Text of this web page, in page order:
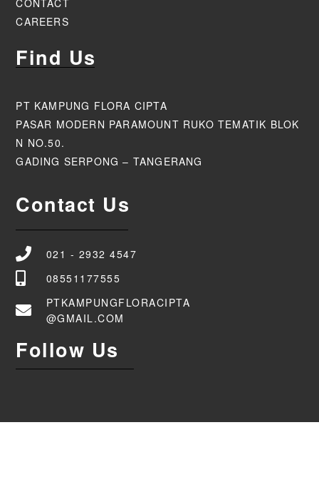
CAREERS
Find Us
PT KAMPUNG FLORA CIPTA
PASAR MODERN PARAMOUNT RUKO TEMATIK BLOK
N NO.50.
GADING SERPONG – TANGERANG
Contact Us
021 - 2932 4547
08551177555
PTKAMPUNGFLORACIPTA
@GMAIL.COM
Follow Us